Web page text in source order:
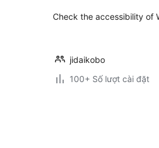
Check the accessibility of
jidaikobo
100+ Số lượt cài đặt